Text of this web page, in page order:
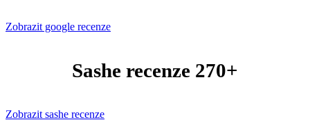
Zobrazit google recenze
Sashe recenze 270+
Zobrazit sashe recenze